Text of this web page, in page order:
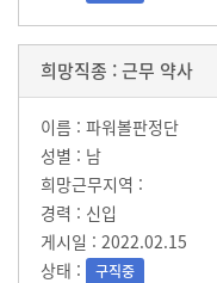
근무 약사
파워볼판정단
남
신입
2022.02.15
구직중